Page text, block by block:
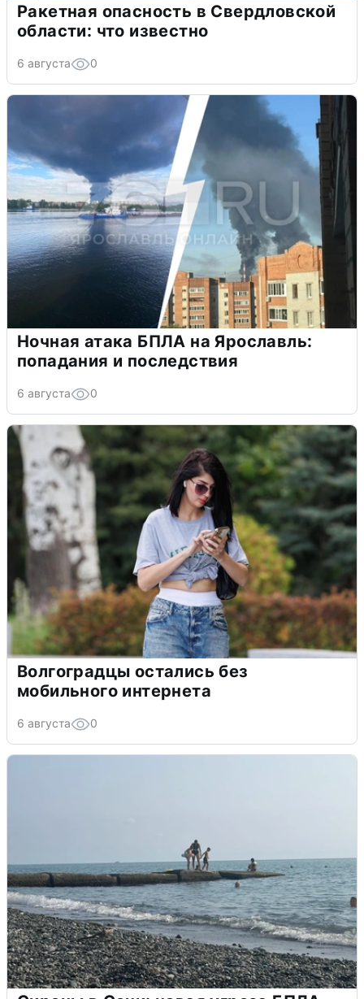
Ракетная опасность в Свердловской
области: что известно
6 августа 0
Ночная атака БПЛА на Ярославль:
попадания и последствия
6 августа 0
Волгоградцы остались без
мобильного интернета
6 августа 0